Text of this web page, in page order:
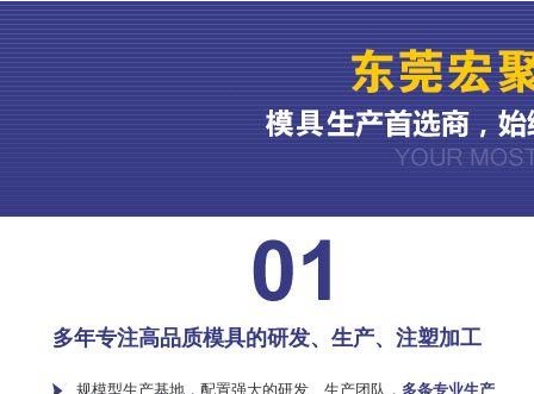
多年专注高品质模具的研发、生产、注塑加工
规模型生产基地，配置强大的研发、生产团队， 多条专业生产